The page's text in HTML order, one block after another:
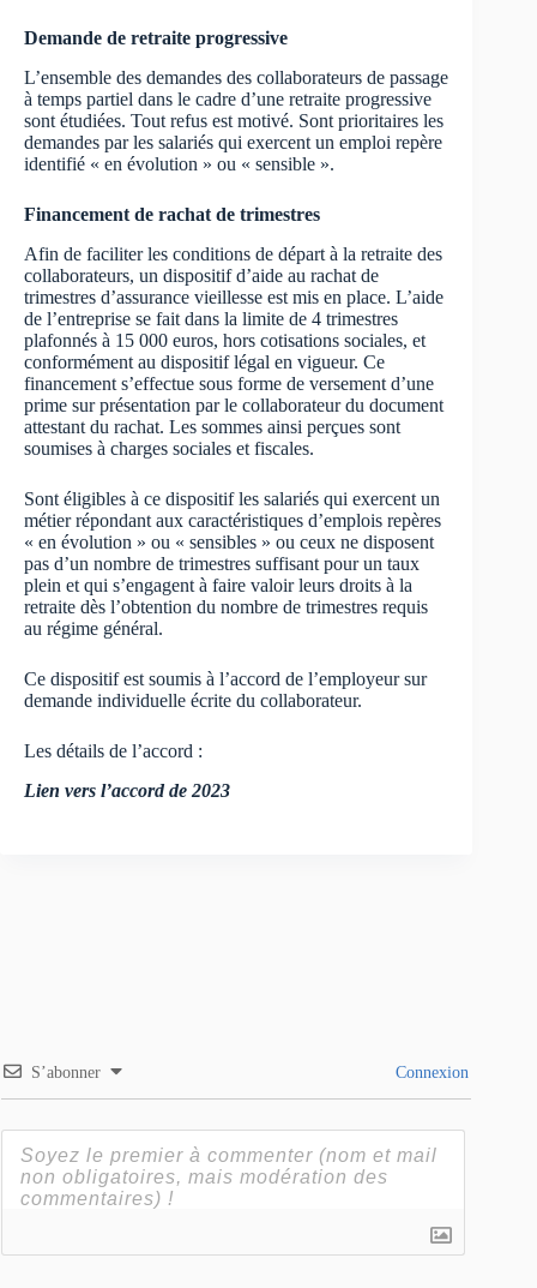
Demande de retraite progressive
L’ensemble des demandes des collaborateurs de passage
à temps partiel dans le cadre d’une retraite progressive
sont étudiées. Tout refus est motivé. Sont prioritaires les
demandes par les salariés qui exercent un emploi repère
identifié « en évolution » ou « sensible ».
Financement de rachat de trimestres
Afin de faciliter les conditions de départ à la retraite des
collaborateurs, un dispositif d’aide au rachat de
trimestres d’assurance vieillesse est mis en place. L’aide
de l’entreprise se fait dans la limite de 4 trimestres
plafonnés à 15 000 euros, hors cotisations sociales, et
conformément au dispositif légal en vigueur. Ce
financement s’effectue sous forme de versement d’une
prime sur présentation par le collaborateur du document
attestant du rachat. Les sommes ainsi perçues sont
soumises à charges sociales et fiscales.
Sont éligibles à ce dispositif les salariés qui exercent un
métier répondant aux caractéristiques d’emplois repères
« en évolution » ou « sensibles » ou ceux ne disposent
pas d’un nombre de trimestres suffisant pour un taux
plein et qui s’engagent à faire valoir leurs droits à la
retraite dès l’obtention du nombre de trimestres requis
au régime général.
Ce dispositif est soumis à l’accord de l’employeur sur
demande individuelle écrite du collaborateur.
Les détails de l’accord :
Lien vers l’accord de 2023
S’abonner Connexion